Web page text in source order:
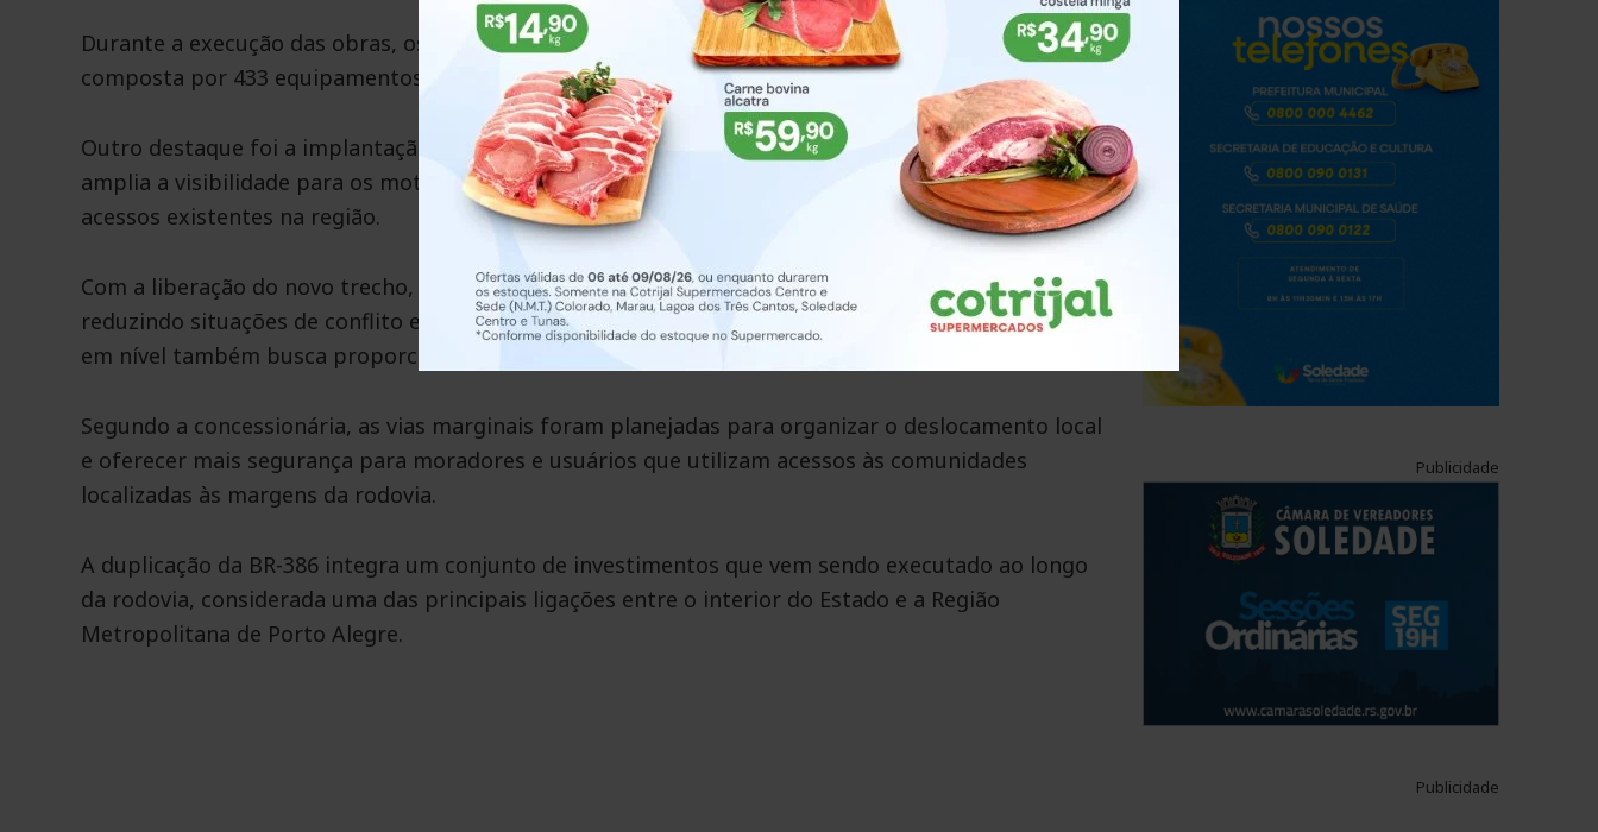
Durante a execução das obras, os trabalhos mobilizaram até 1.216 trabalhadores e uma estrutura
composta por 433 equipamentos, entre caminhões e máquinas.
Outro destaque foi a implantação de 212 pontos de iluminação ao longo do segmento. A medida
amplia a visibilidade para os motoristas durante a noite e melhora as condições de circulação nos
acessos existentes na região.
Com a liberação do novo trecho, os usuários passam a trafegar por pistas fisicamente separadas,
reduzindo situações de conflito entre veículos que seguem em sentidos opostos. O novo retorno
em nível também busca proporcionar mais segurança nas manobras de acesso e retorno.
Segundo a concessionária, as vias marginais foram planejadas para organizar o deslocamento local
e oferecer mais segurança para moradores e usuários que utilizam acessos às comunidades
localizadas às margens da rodovia.
A duplicação da BR-386 integra um conjunto de investimentos que vem sendo executado ao longo
da rodovia, considerada uma das principais ligações entre o interior do Estado e a Região
Metropolitana de Porto Alegre.
Publicidade
Publicidade